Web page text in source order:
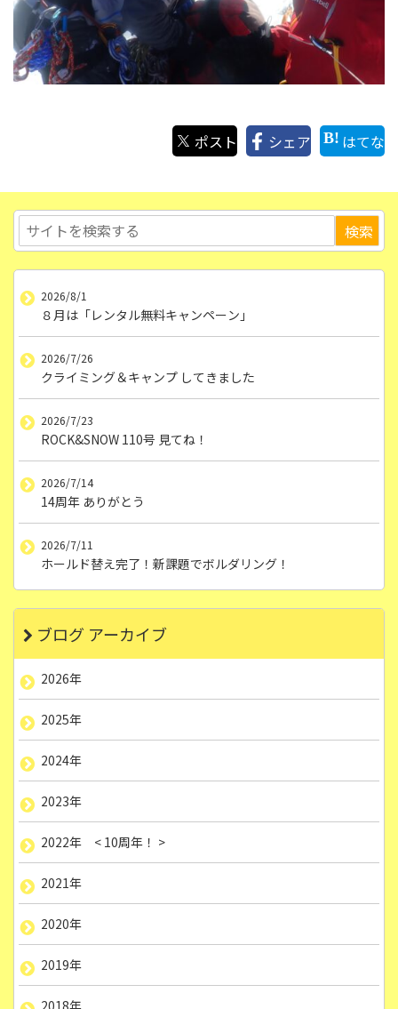
ポスト シェア はてな
2026/8/1
８月は「レンタル無料キャンペーン」
2026/7/26
クライミング＆キャンプ してきました
2026/7/23
ROCK&SNOW 110号 見てね！
2026/7/14
14周年 ありがとう
2026/7/11
ホールド替え完了！新課題でボルダリング！
ブログ アーカイブ
2026年
2025年
2024年
2023年
2022年 < 10周年！ >
2021年
2020年
2019年